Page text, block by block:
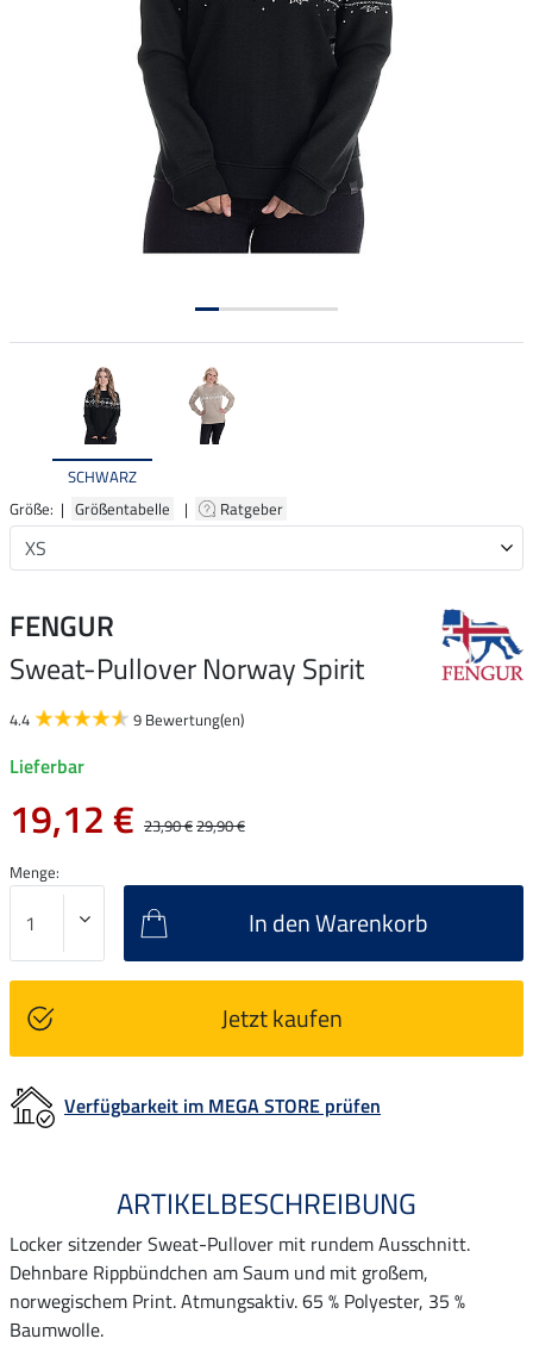
SCHWARZ
Größe: | Größentabelle | Ratgeber
FENGUR
Sweat-Pullover Norway Spirit
4.4 9 Bewertung(en)
Lieferbar
19,12 € 23,90 €29,90 €
Menge:
In den Warenkorb
Jetzt kaufen
Verfügbarkeit im MEGA STORE prüfen
ARTIKELBESCHREIBUNG
Locker sitzender Sweat-Pullover mit rundem Ausschnitt.
Dehnbare Rippbündchen am Saum und mit großem,
norwegischem Print. Atmungsaktiv. 65 % Polyester, 35 %
Baumwolle.